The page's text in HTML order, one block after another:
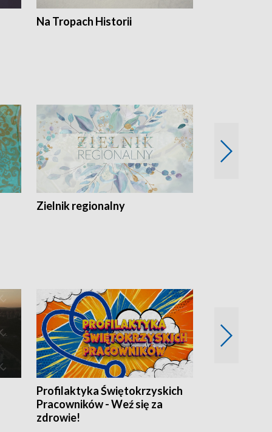
Na Tropach Historii
Zielnik regionalny
Profilaktyka Świętokrzyskich
Pracowników - Weź się za
zdrowie!